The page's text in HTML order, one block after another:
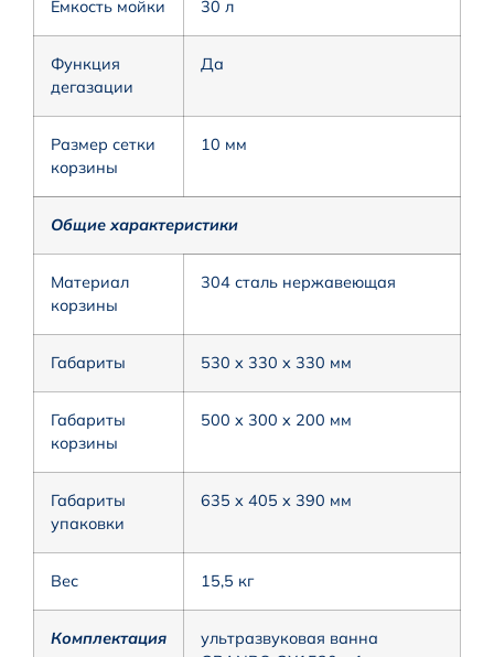
Ёмкость мойки 30 л
Функция
дегазации
Да
Размер сетки
корзины
10 мм
Общие характеристики
Материал
корзины
304 сталь нержавеющая
Габариты 530 x 330 x 330 мм
Габариты
корзины
500 x 300 x 200 мм
Габариты
упаковки
635 x 405 x 390 мм
Вес 15,5 кг
Комплектация
ультразвуковая ванна